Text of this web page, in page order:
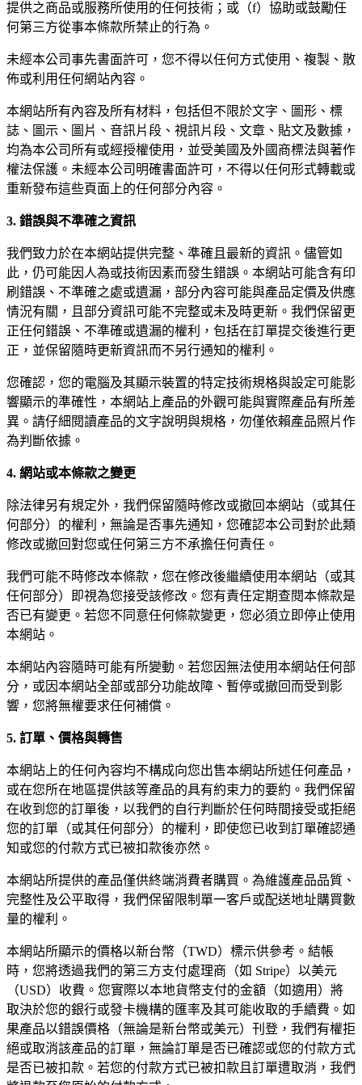
提供之商品或服務所使用的任何技術；或（f）協助或鼓勵任
何第三方從事本條款所禁止的行為。
未經本公司事先書面許可，您不得以任何方式使用、複製、散
佈或利用任何網站內容。
本網站所有內容及所有材料，包括但不限於文字、圖形、標
誌、圖示、圖片、音訊片段、視訊片段、文章、貼文及數據，
均為本公司所有或經授權使用，並受美國及外國商標法與著作
權法保護。未經本公司明確書面許可，不得以任何形式轉載或
重新發布這些頁面上的任何部分內容。
3. 錯誤與不準確之資訊
我們致力於在本網站提供完整、準確且最新的資訊。儘管如
此，仍可能因人為或技術因素而發生錯誤。本網站可能含有印
刷錯誤、不準確之處或遺漏，部分內容可能與產品定價及供應
情況有關，且部分資訊可能不完整或未及時更新。我們保留更
正任何錯誤、不準確或遺漏的權利，包括在訂單提交後進行更
正，並保留隨時更新資訊而不另行通知的權利。
您確認，您的電腦及其顯示裝置的特定技術規格與設定可能影
響顯示的準確性，本網站上產品的外觀可能與實際產品有所差
異。請仔細閱讀產品的文字說明與規格，勿僅依賴產品照片作
為判斷依據。
4. 網站或本條款之變更
除法律另有規定外，我們保留隨時修改或撤回本網站（或其任
何部分）的權利，無論是否事先通知，您確認本公司對於此類
修改或撤回對您或任何第三方不承擔任何責任。
我們可能不時修改本條款，您在修改後繼續使用本網站（或其
任何部分）即視為您接受該修改。您有責任定期查閱本條款是
否已有變更。若您不同意任何條款變更，您必須立即停止使用
本網站。
本網站內容隨時可能有所變動。若您因無法使用本網站任何部
分，或因本網站全部或部分功能故障、暫停或撤回而受到影
響，您將無權要求任何補償。
5. 訂單、價格與轉售
本網站上的任何內容均不構成向您出售本網站所述任何產品，
或在您所在地區提供該等產品的具有約束力的要約。我們保留
在收到您的訂單後，以我們的自行判斷於任何時間接受或拒絕
您的訂單（或其任何部分）的權利，即使您已收到訂單確認通
知或您的付款方式已被扣款後亦然。
本網站所提供的產品僅供終端消費者購買。為維護產品品質、
完整性及公平取得，我們保留限制單一客戶或配送地址購買數
量的權利。
本網站所顯示的價格以新台幣（TWD）標示供參考。結帳
時，您將透過我們的第三方支付處理商（如 Stripe）以美元
（USD）收費。您實際以本地貨幣支付的金額（如適用）將
取決於您的銀行或發卡機構的匯率及其可能收取的手續費。如
果產品以錯誤價格（無論是新台幣或美元）刊登，我們有權拒
絕或取消該產品的訂單，無論訂單是否已確認或您的付款方式
是否已被扣款。若您的付款方式已被扣款且訂單遭取消，我們